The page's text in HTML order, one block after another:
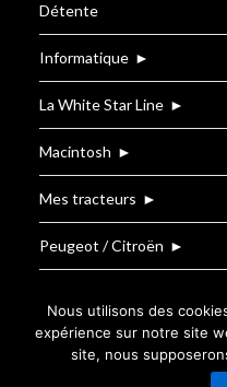
Détente
Informatique ►
La White Star Line ►
Macintosh ►
Mes tracteurs ►
Peugeot / Citroën ►
Nous utilisons des
expérience sur notre site
site, nous